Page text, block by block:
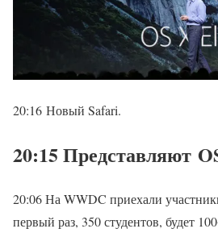
20:16 Новый Safari.
20:15 Представляют
20:06 На WWDC приехали
первый раз, 350 студентов, будет